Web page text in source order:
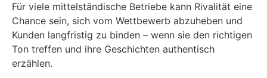
Für viele mittelständische Betriebe kann Rivalität eine
Chance sein, sich vom Wettbewerb abzuheben und
Kunden langfristig zu binden – wenn sie den richtigen
Ton treffen und ihre Geschichten authentisch
erzählen.